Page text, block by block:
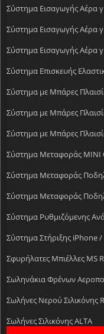
Σύστημα Εισαγωγής Αέρα
Σύστημα Εισαγωγής Αέρα
Σύστημα Εισαγωγής Αέρα
Σύστημα Επισκευής
Σύστημα με Μπάρες
Σύστημα με Μπάρες
Σύστημα με Μπάρες
Σύστημα Μεταφοράς MINI
Σύστημα Μεταφοράς
Σύστημα Μεταφοράς
Σύστημα Ρυθμιζόμενης
Σύστημα Στήριξης iPhone /
Σφυρήλατες Mπιέλλες MS
Σωληνάκια Φρένων
Σωλήνες Νερού Σιλικόνης
Σωλήνες Σιλικόνης ALTA